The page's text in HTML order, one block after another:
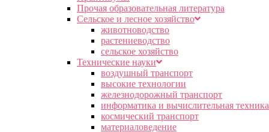
Прочая образовательная литература
Сельское и лесное хозяйство
животноводство
растениеводство
сельское хозяйство
Технические науки
воздушный транспорт
высокие технологии
железнодорожный транспорт
информатика и вычислительная техника
космический транспорт
материаловедение